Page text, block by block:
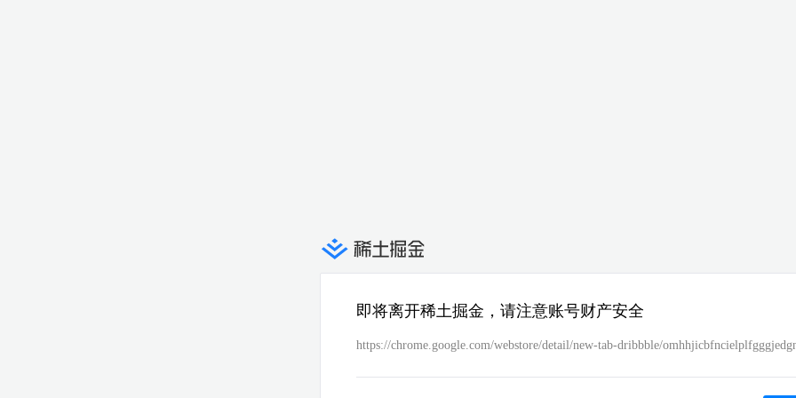
即将离开稀土掘金，请注意账号财产安全
https://chrome.google.com/webstore/detail/new-tab-dribbble/